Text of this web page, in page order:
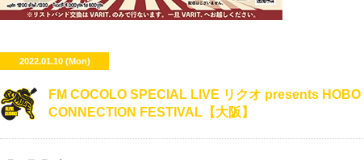
2022.01.10 (Mon)
​FM COCOLO SPECIAL LIVE リクオ presents HOBO
CONNECTION FESTIVAL【大阪】